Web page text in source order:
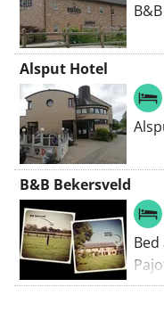
Alsput Hotel
B&B Bekersveld